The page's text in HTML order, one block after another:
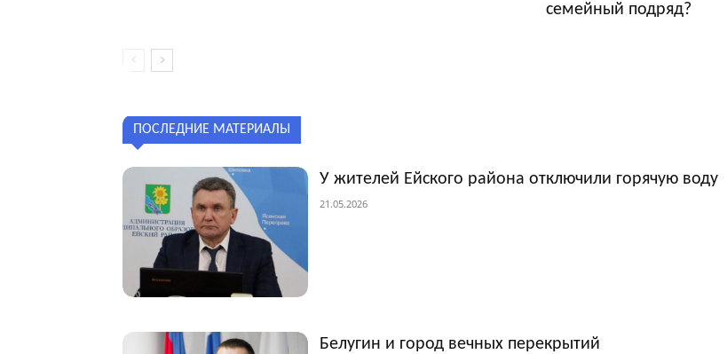
семейный подряд?
ПОСЛЕДНИЕ МАТЕРИАЛЫ
У жителей Ейского района отключили горячую воду
21.05.2026
Белугин и город вечных перекрытий